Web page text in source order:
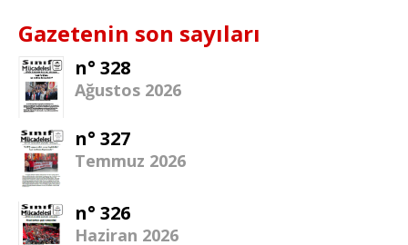
Gazetenin son sayıları
n° 328
Ağustos 2026
n° 327
Temmuz 2026
n° 326
Haziran 2026